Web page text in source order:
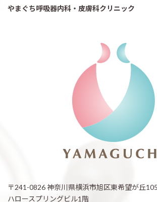
やまぐち呼吸器内科・皮膚科クリニック
〒241-0826 神奈川県横浜市旭区東希望が丘
ハロースプリングビル1階